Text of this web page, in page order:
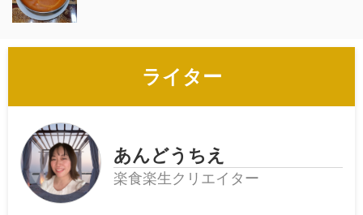
ライター
あんどうちえ
楽食楽生クリエイター